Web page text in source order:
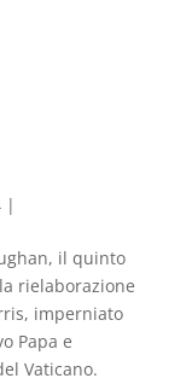
|
il quinto
rielaborazione
imperniato
Papa e
Vaticano.